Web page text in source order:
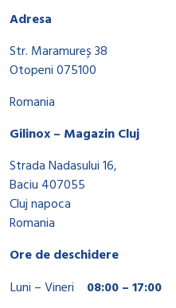
Adresa
Str. Maramureș 38
Otopeni 075100
Romania
Gilinox – Magazin Cluj
Strada Nadasului 16,
Baciu 407055
Cluj napoca
Romania
Ore de deschidere
Luni – Vineri
08:00 – 17:00